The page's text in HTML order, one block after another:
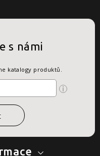
s námi
katalogy produktů.